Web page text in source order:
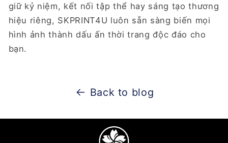
giữ kỷ niệm, kết nối tập thể hay sáng tạo thương
hiệu riêng, SKPRINT4U luôn sẵn sàng biến mọi
hình ảnh thành dấu ấn thời trang độc đáo cho
bạn.
Back to blog